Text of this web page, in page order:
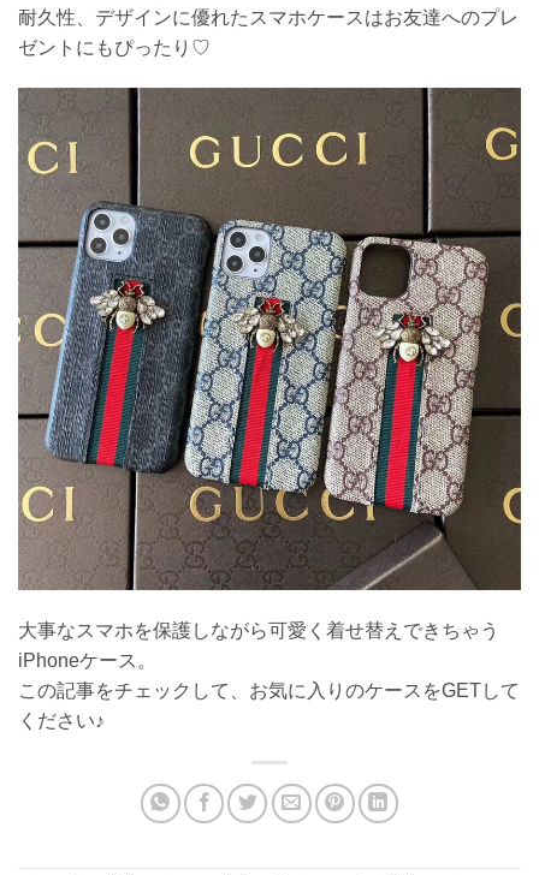
耐久性、デザインに優れたスマホケースはお友達へのプレ
ゼントにもぴったり♡
大事なスマホを保護しながら可愛く着せ替えできちゃう
iPhoneケース。
この記事をチェックして、お気に入りのケースをGETして
ください♪